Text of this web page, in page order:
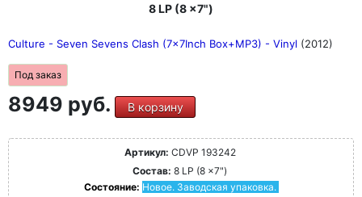
8 LP (8 x7")
Culture - Seven Sevens Clash (7x7Inch Box+MP3) - Vinyl (2012)
Под заказ
8949 руб. В корзину
Артикул: CDVP 193242
Состав: 8 LP (8 x7")
Состояние: Новое. Заводская упаковка.